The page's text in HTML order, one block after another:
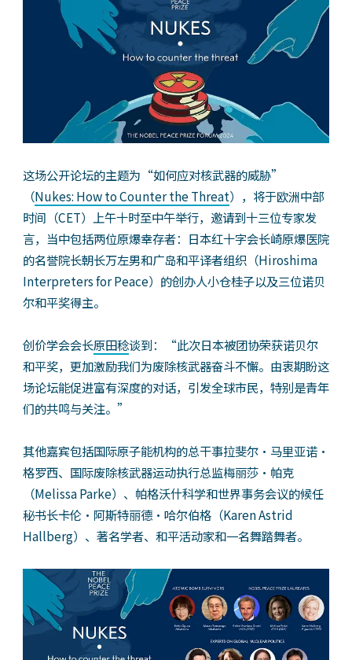
这场公开论坛的主题为“如何应对核武器的威胁”
（Nukes: How to Counter the Threat），将于欧洲中部
时间（CET）上午十时至中午举行，邀请到十三位专家发
言，当中包括两位原爆幸存者：日本红十字会长崎原爆医院
的名誉院长朝长万左男和广岛和平译者组织（Hiroshima
Interpreters for Peace）的创办人小仓桂子以及三位诺贝
尔和平奖得主。
创价学会会长原田稔谈到：“此次日本被团协荣获诺贝尔
和平奖，更加激励我们为废除核武器奋斗不懈。由衷期盼这
场论坛能促进富有深度的对话，引发全球市民，特别是青年
们的共鸣与关注。”
其他嘉宾包括国际原子能机构的总干事拉斐尔・马里亚诺・
格罗西、国际废除核武器运动执行总监梅丽莎・帕克
（Melissa Parke）、帕格沃什科学和世界事务会议的候任
秘书长卡伦・阿斯特丽德・哈尔伯格（Karen Astrid
Hallberg）、著名学者、和平活动家和一名舞踏舞者。